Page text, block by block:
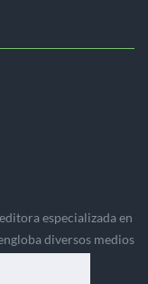
especializada en
diversos medios